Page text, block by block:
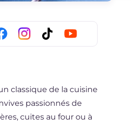
classique de la cuisine
passionnés de
cuites au four ou à